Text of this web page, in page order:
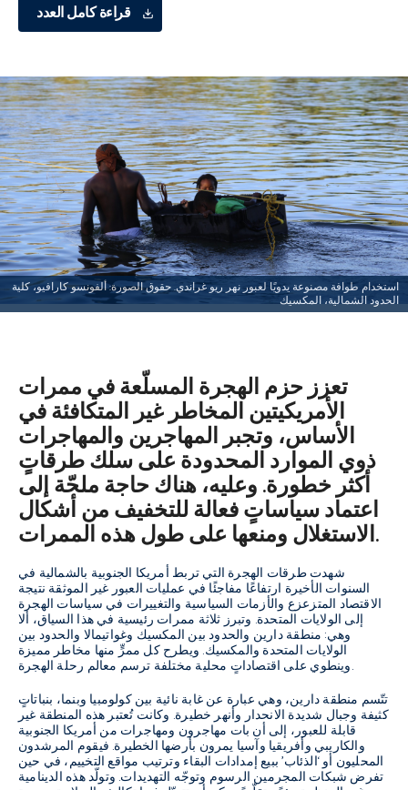
قراءة كامل العدد
استخدام طوافة مصنوعة يدويًا لعبور نهر ريو غراندي. حقوق الصورة: ألفونسو كارافيو، كلية
الحدود الشمالية، المكسيك
تعزز حزم الهجرة المسلّعة في ممرات
الأمريكيتين المخاطر غير المتكافئة في
الأساس، وتجبر المهاجرين والمهاجرات
ذوي الموارد المحدودة على سلك طرقاتٍ
أكثر خطورة. وعليه، هناك حاجة ملحّة إلى
اعتماد سياساتٍ فعالة للتخفيف من أشكال
الاستغلال ومنعها على طول هذه الممرات.
شهدت طرقات الهجرة التي تربط أمريكا الجنوبية بالشمالية في
السنوات الأخيرة ارتفاعًا مفاجئًا في عمليات العبور غير الموثقة نتيجة
الاقتصاد المتزعزع والأزمات السياسية والتغييرات في سياسات الهجرة
إلى الولايات المتحدة. وتبرز ثلاثة ممرات رئيسية في هذا السياق، ألا
وهي: منطقة دارين والحدود بين المكسيك وغواتيمالا والحدود بين
الولايات المتحدة والمكسيك. ويطرح كل ممرٍّ منها مخاطر مميزة
وينطوي على اقتصاداتٍ محلية مختلفة ترسم معالم رحلة الهجرة.
تتّسم منطقة دارين، وهي عبارة عن غابة نائية بين كولومبيا وبنما، بنباتاتٍ
كثيفة وجبال شديدة الانحدار وأنهر خطيرة. وكانت تُعتبر هذه المنطقة غير
قابلة للعبور، إلى أن بات مهاجرون ومهاجرات من أمريكا الجنوبية
والكاريبي وأفريقيا وآسيا يمرون بأرضها الخطيرة. فيقوم المرشدون
المحليون أو ‘الذئاب’ ببيع إمدادات البقاء وترتيب مواقع التخييم، في حين
تفرض شبكات المجرمين الرسوم وتوجّه التهديدات. وتولّد هذه الدينامية